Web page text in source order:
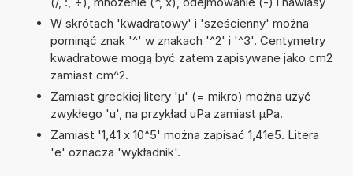
W skrótach 'kwadratowy' i 'sześcienny' można
pominąć znak '^' w znakach '^2' i '^3'. Centymetry
kwadratowe mogą być zatem zapisywane jako cm2
zamiast cm^2.
Zamiast greckiej litery 'µ' (= mikro) można użyć
zwykłego 'u', na przykład uPa zamiast µPa.
Zamiast '1,41 x 10^5' można zapisać 1,41e5. Litera
'e' oznacza 'wykładnik'.